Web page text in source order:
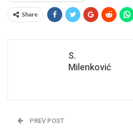
Share
S.
Milenković
PREV POST